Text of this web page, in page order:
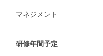
マネジメント
研修年間予定